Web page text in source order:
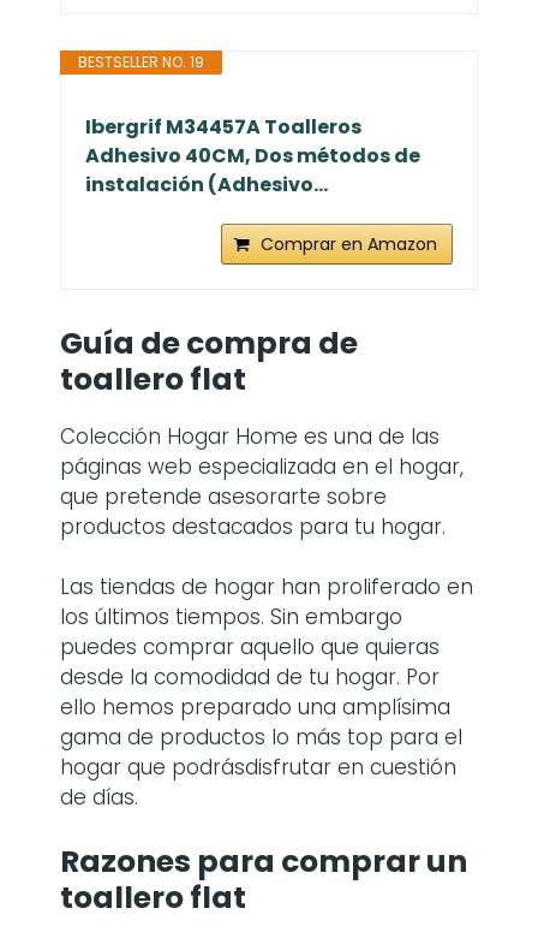
BESTSELLER NO. 19
Ibergrif M34457A Toalleros
Adhesivo 40CM, Dos métodos de
instalación (Adhesivo...
Comprar en Amazon
Guía de compra de
toallero flat
Colección Hogar Home es una de las
páginas web especializada en el hogar,
que pretende asesorarte sobre
productos destacados para tu hogar.
Las tiendas de hogar han proliferado en
los últimos tiempos. Sin embargo
puedes comprar aquello que quieras
desde la comodidad de tu hogar. Por
ello hemos preparado una amplísima
gama de productos lo más top para el
hogar que podrásdisfrutar en cuestión
de días.
Razones para comprarun
toallero flat